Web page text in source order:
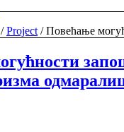
/ Project / Повећање